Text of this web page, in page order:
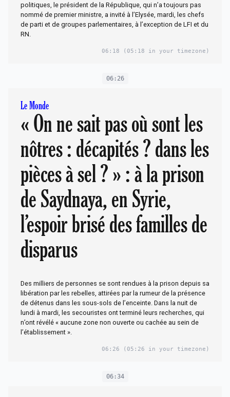
politiques, le président de la République, qui n’a toujours pas
nommé de premier ministre, a invité à l’Elysée, mardi, les chefs
de parti et de groupes parlementaires, à l’exception de LFI et du
RN.
06:18 (05:18 in your timezone)
06:26
Le Monde
« On ne sait pas où sont les
nôtres : décapités ? dans les
pièces à sel ? » : à la prison
de Saydnaya, en Syrie,
l’espoir brisé des familles de
disparus
Des milliers de personnes se sont rendues à la prison depuis sa
libération par les rebelles, attirées par la rumeur de la présence
de détenus dans les sous-sols de l’enceinte. Dans la nuit de
lundi à mardi, les secouristes ont terminé leurs recherches, qui
n’ont révélé « aucune zone non ouverte ou cachée au sein de
l’établissement ».
06:26 (05:26 in your timezone)
06:34